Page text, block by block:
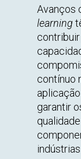
Avanços
learning
contínuo
garantir